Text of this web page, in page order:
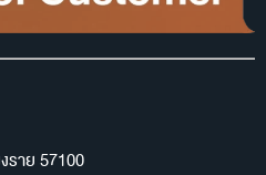
ราย 57100